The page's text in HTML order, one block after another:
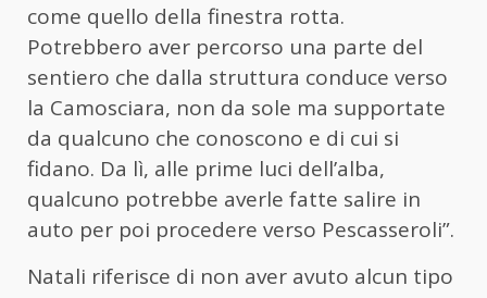
come quello della finestra rotta.
Potrebbero aver percorso una parte del
sentiero che dalla struttura conduce verso
la Camosciara, non da sole ma supportate
da qualcuno che conoscono e di cui si
fidano. Da lì, alle prime luci dell’alba,
qualcuno potrebbe averle fatte salire in
auto per poi procedere verso Pescasseroli”.
Natali riferisce di non aver avuto alcun tipo